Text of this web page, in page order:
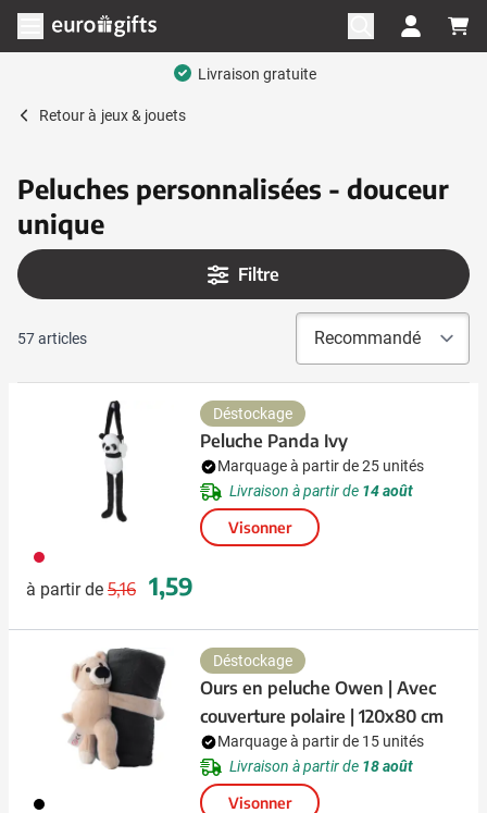
Aller au contenu
Ouvrir le menu
Retour à jeux & jouets
Peluches personnalisées - douceur
unique
Filtre
57articles
009
à partir de
Prix normal
5,16
Prix spécial
1,59
Déstockage
Peluche Panda Ivy
Marquage à partir de 25 unités
Livraison à partir de 14 août
Visonner
001
Déstockage
Ours en peluche Owen | Avec
couverture polaire | 120x80 cm
Marquage à partir de 15 unités
Livraison à partir de 18 août
Visonner